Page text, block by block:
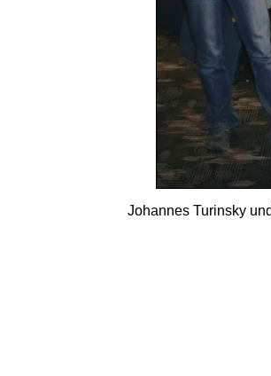
Johannes Turinsky